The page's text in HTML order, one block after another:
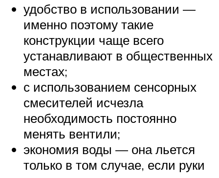
удобство в использовании —
именно поэтому такие
конструкции чаще всего
устанавливают в общественных
местах;
с использованием сенсорных
смесителей исчезла
необходимость постоянно
менять вентили;
экономия воды — она льется
только в том случае, если руки